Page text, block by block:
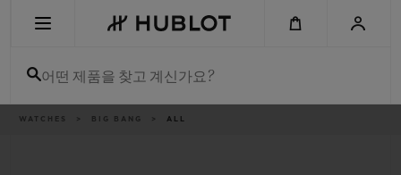
어떤 제품을 찾고 계신가요?
이
WATCHES BIG BANG ALL